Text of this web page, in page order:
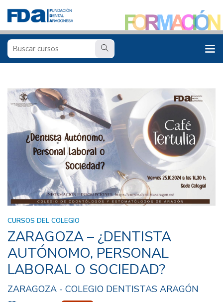
CURSOS DEL COLEGIO
ZARAGOZA – ¿DENTISTA
AUTÓNOMO, PERSONAL
LABORAL O SOCIEDAD?
ZARAGOZA - COLEGIO DENTISTAS ARAGÓN